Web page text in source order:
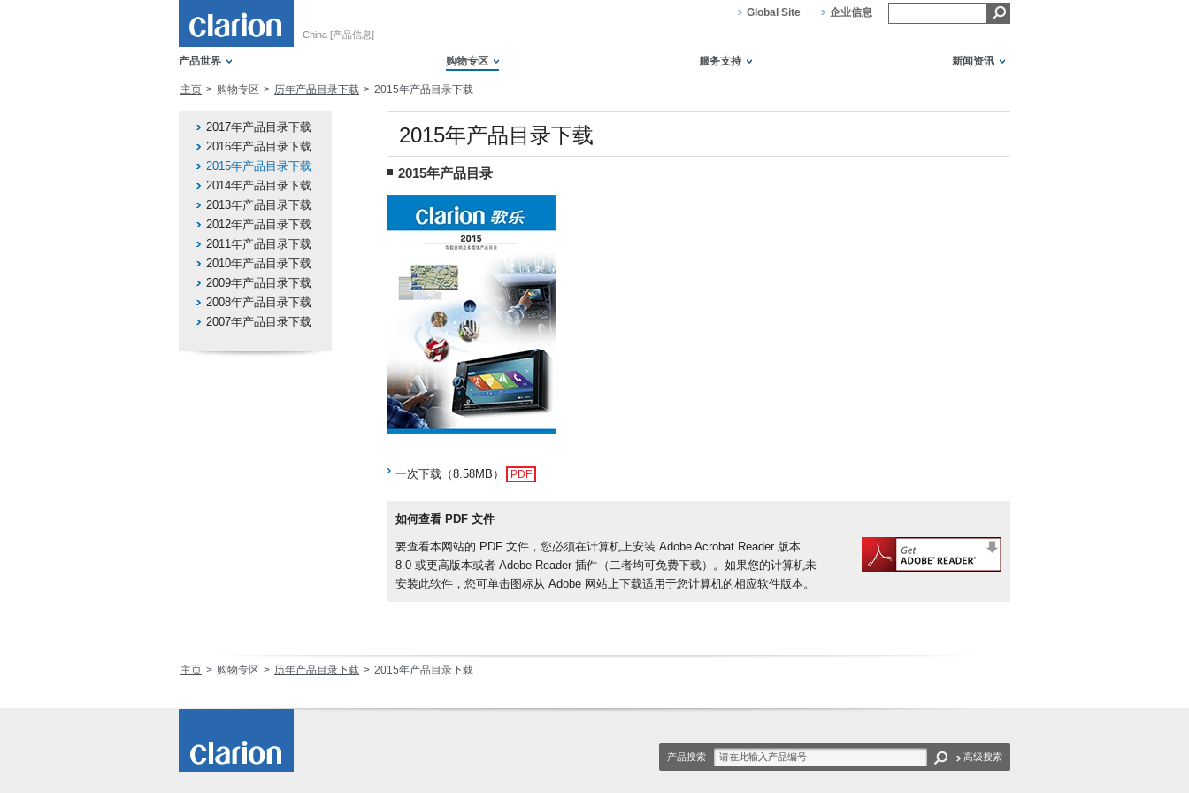
China [产品信息]
Global Site 企业信息
产品世界 购物专区 服务支持 新闻资讯
主页 购物专区 历年产品目录下载 2015年产品目录下载
2017年产品目录下载
2016年产品目录下载
2015年产品目录下载
2014年产品目录下载
2013年产品目录下载
2012年产品目录下载
2011年产品目录下载
2010年产品目录下载
2009年产品目录下载
2008年产品目录下载
2007年产品目录下载
2015年产品目录下载
2015年产品目录
一次下载（8.58MB） PDF
如何查看 PDF 文件
要查看本网站的 PDF 文件，您必须在计算机上安装 Adobe Acrobat Reader 版本
8.0 或更高版本或者 Adobe Reader 插件（二者均可免费下载）。如果您的计算机未
安装此软件，您可单击图标从 Adobe 网站上下载适用于您计算机的相应软件版本。
主页 购物专区 历年产品目录下载 2015年产品目录下载
产品搜索 高级搜索